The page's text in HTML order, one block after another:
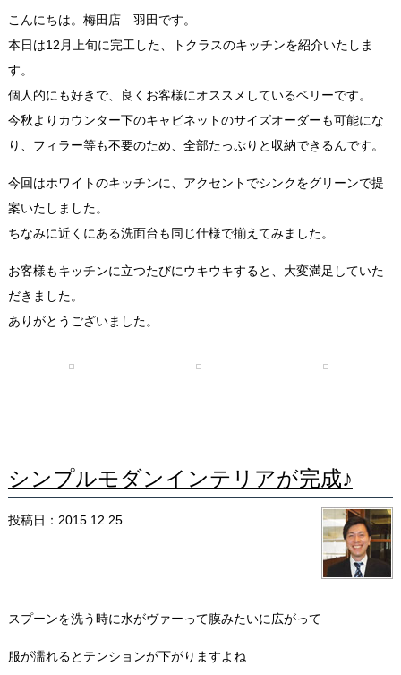
こんにちは。梅田店 羽田です。
本日は12月上旬に完工した、トクラスのキッチンを紹介いたしま
す。
個人的にも好きで、良くお客様にオススメしているベリーです。
今秋よりカウンター下のキャビネットのサイズオーダーも可能にな
り、フィラー等も不要のため、全部たっぷりと収納できるんです。
今回はホワイトのキッチンに、アクセントでシンクをグリーンで提
案いたしました。
ちなみに近くにある洗面台も同じ仕様で揃えてみました。
お客様もキッチンに立つたびにウキウキすると、大変満足していた
だきました。
ありがとうございました。
シンプルモダンインテリアが完成♪
投稿日：2015.12.25
スプーンを洗う時に水がヴァーって膜みたいに広がって
服が濡れるとテンションが下がりますよね